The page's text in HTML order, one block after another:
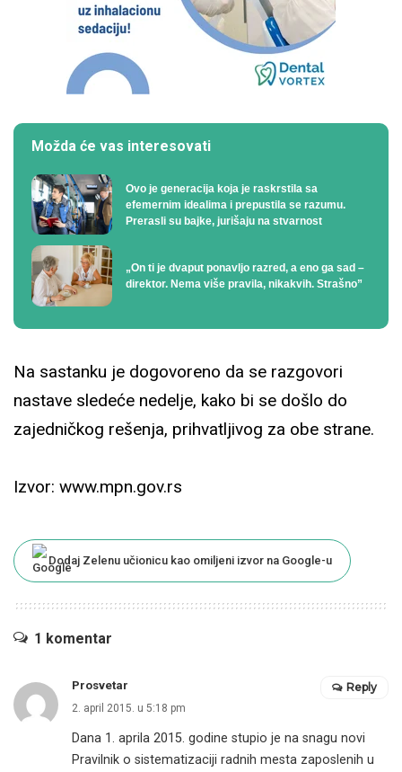
Možda će vas interesovati
Ovo je generacija koja je raskrstila sa
efemernim idealima i prepustila se razumu.
Prerasli su bajke, jurišaju na stvarnost
„On ti je dvaput ponavljo razred, a eno ga sad –
direktor. Nema više pravila, nikakvih. Strašno”
Na sastanku je dogovoreno da se razgovori
nastave sledeće nedelje, kako bi se došlo do
zajedničkog rešenja, prihvatljivog za obe strane.
Izvor: www.mpn.gov.rs
Dodaj Zelenu učionicu kao omiljeni izvor na Google-u
1 komentar
Prosvetar
2. april 2015. u 5:18 pm
Dana 1. aprila 2015. godine stupio je na snagu novi
Pravilnik o sistematizaciji radnih mesta zaposlenih u
Reply